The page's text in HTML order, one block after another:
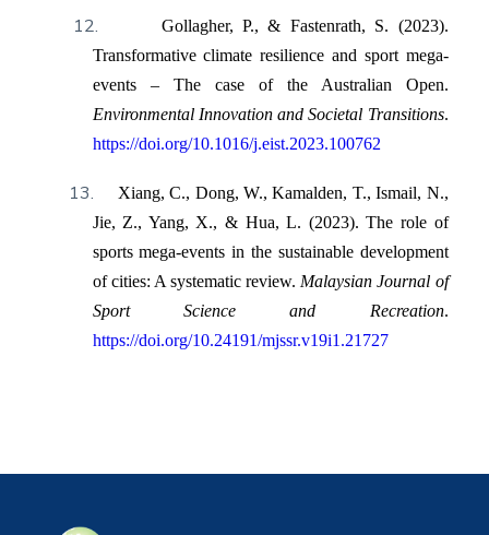
12.
Gollagher, P., & Fastenrath, S. (2023).
Transformative climate resilience and sport mega-
events – The case of the Australian Open.
Environmental Innovation and Societal Transitions.
https://doi.org/10.1016/j.eist.2023.100762
13.
Xiang, C., Dong, W., Kamalden, T., Ismail, N.,
Jie, Z., Yang, X., & Hua, L. (2023). The role of
sports mega-events in the sustainable development
of cities: A systematic review. Malaysian Journal of
Sport Science and Recreation.
https://doi.org/10.24191/mjssr.v19i1.21727